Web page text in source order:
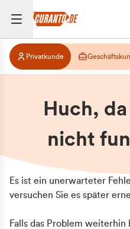
Privatkunde
Huch,
nicht
Es ist ein unerwarteter
versuchen Sie es später
Falls das Problem